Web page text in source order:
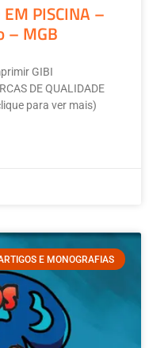
EM PISCINA –
– MGB
GIBI
DE QUALIDADE
para ver mais)
E MONOGRAFIAS